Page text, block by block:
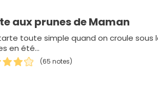
aux prunes de Maman
toute simple quand on croule sous
en été...
(65 notes)